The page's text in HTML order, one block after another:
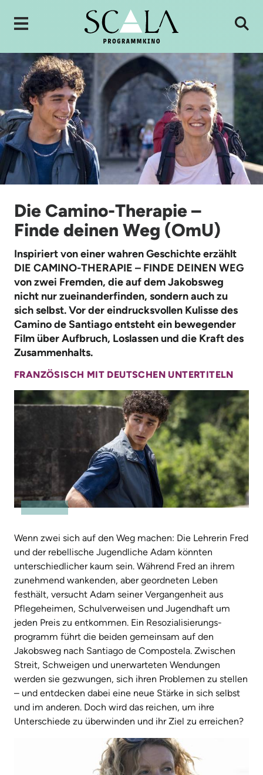
Die Camino-Therapie –
Finde deinen Weg (OmU)
Inspiriert von einer wahren Geschichte erzählt
DIE CAMINO-THERAPIE – FINDE DEINEN WEG
von zwei Fremden, die auf dem Jakobsweg
nicht nur zueinanderfinden, sondern auch zu
sich selbst. Vor der eindrucksvollen Kulisse des
Camino de Santiago entsteht ein bewegender
Film über Aufbruch, Loslassen und die Kraft des
Zusammenhalts.
FRANZÖSISCH MIT DEUTSCHEN UNTERTITELN
Wenn zwei sich auf den Weg machen: Die Lehrerin Fred
und der rebellische Jugendliche Adam könnten
unterschiedlicher kaum sein. Während Fred an ihrem
zunehmend wankenden, aber geordneten Leben
festhält, versucht Adam seiner Vergangenheit aus
Pflegeheimen, Schulverweisen und Jugendhaft um
jeden Preis zu entkommen. Ein Resozialisierungs­
programm führt die beiden gemeinsam auf den
Jakobsweg nach Santiago de Com­postela. Zwischen
Streit, Schweigen und unerwarteten Wendungen
werden sie gezwungen, sich ihren Problemen zu stellen
– und entdecken dabei eine neue Stärke in sich selbst
und im anderen. Doch wird das reichen, um ihre
Unterschiede zu überwinden und ihr Ziel zu erreichen?